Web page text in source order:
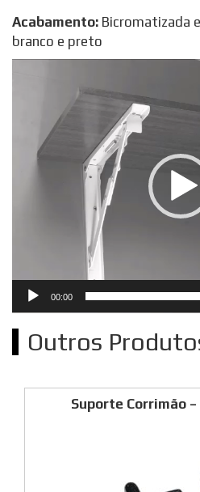
Acabamento: Bicromatizada
branco e preto
00:00
Outros
Suporte Corrimão